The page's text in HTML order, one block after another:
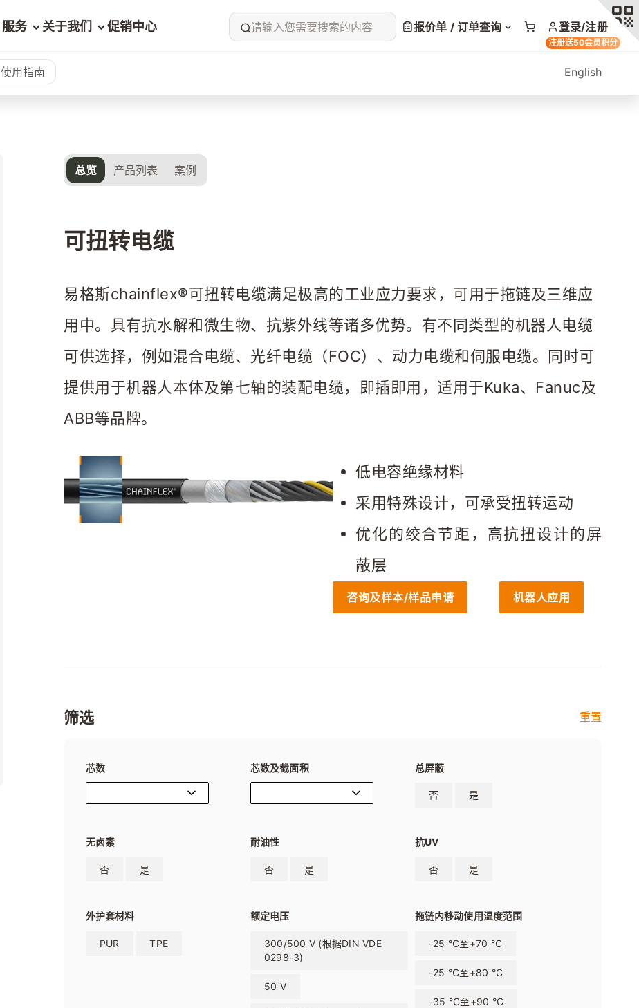
服务 关于我们 促销中心 请输入您需要搜索的内容 报价单 / 订单查询 登录/注册
注册送50会员积分
使用指南 English
总览 产品列表 案例
可扭转电缆
易格斯chainflex®可扭转电缆满足极高的工业应力要求，可用于拖链及三维应
用中。具有抗水解和微生物、抗紫外线等诸多优势。有不同类型的机器人电缆
可供选择，例如混合电缆、光纤电缆（FOC）、动力电缆和伺服电缆。同时可
提供用于机器人本体及第七轴的装配电缆，即插即用，适用于Kuka、Fanuc及
ABB等品牌。
低电容绝缘材料
采用特殊设计，可承受扭转运动
优化的绞合节距，高抗扭设计的屏
蔽层
咨询及样本/样品申请 机器人应用
筛选 重置
芯数 芯数及截面积 总屏蔽
否 是
无卤素
否 是
耐油性
否 是
抗UV
否 是
外护套材料
PUR TPE
额定电压
300/500 V (根据DIN VDE
0298-3)
50 V
拖链内移动使用温度范围
-25 °C至+70 °C
-25 °C至+80 °C
-35 °C至+90 °C